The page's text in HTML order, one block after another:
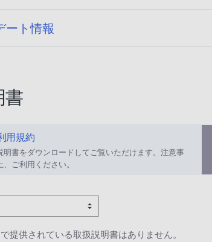
ート情報
書
用規約
明書をダウンロードしてご覧いただけます。注意事
ご利用ください。
提供されている取扱説明書はありません。